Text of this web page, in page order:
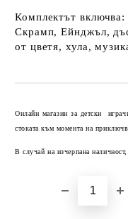
Комплектът
Скрамп, Ейнджъл,
от цветя, хула,
Онлайн магазин за детски
стоката към момента на
В случай на изчерпана